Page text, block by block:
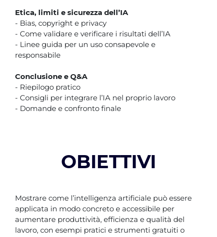
Etica, limiti e sicurezza dell’IA
- Bias, copyright e privacy
- Come validare e verificare i risultati dell’IA
- Linee guida per un uso consapevole e
responsabile
Conclusione e Q&A
- Riepilogo pratico
- Consigli per integrare l’IA nel proprio lavoro
- Domande e confronto finale
OBIETTIVI
Mostrare come l’intelligenza artificiale può essere
applicata in modo concreto e accessibile per
aumentare produttività, efficienza e qualità del
lavoro, con esempi pratici e strumenti gratuiti o